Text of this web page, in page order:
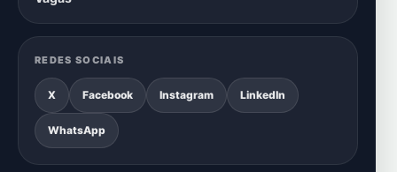
REDES SOCIAIS
X Facebook Instagram LinkedIn
WhatsApp